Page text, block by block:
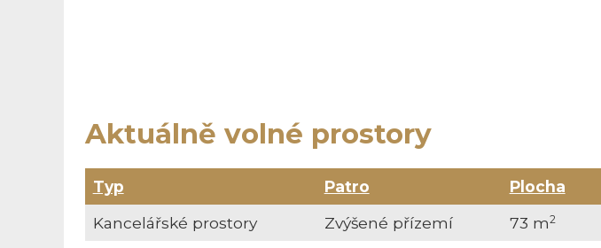
Aktuálně volné prostory
Typ Patro Plocha
Kancelářské prostory
Zvýšené přízemí 73 m2